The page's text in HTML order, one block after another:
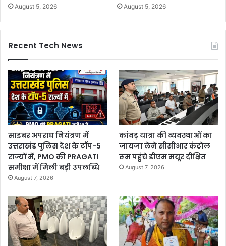
August 5, 2026 August 5, 2026
Recent Tech News
साइबर अपराध नियंत्रण में
उत्तराखंड पुलिस देश के टॉप-5
राज्यों में, PMO की PRAGATI
समीक्षा में मिली बड़ी उपलब्धि
August 7, 2026
कांवड़ यात्रा की व्यवस्थाओं का
जायजा लेने सीसीआर कंट्रोल
रूम पहुंचे डीएम मयूर दीक्षित
August 7, 2026